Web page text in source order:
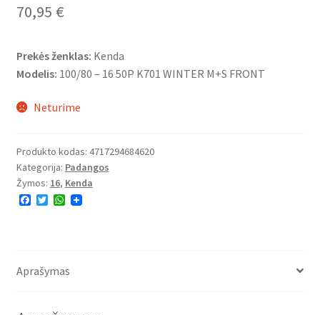
70,95 €
Prekės ženklas: Kenda
Modelis: 100/80 – 16 50P K701 WINTER M+S FRONT
Neturime
Produkto kodas: 4717294684620
Kategorija: Padangos
Žymos: 16, Kenda
F
o
T
r
W
p
Aprašymas